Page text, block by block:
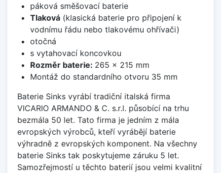
páková směšovací baterie
Tlaková(klasická baterie pro připojení k
vodnímu řádu nebo tlakovému ohřívači)
otočná
s vytahovací koncovkou
Rozměr baterie: 265 x 215 mm
Montáž do standardního otvoru 35 mm
Baterie Sinks vyrábí tradiční italská firma
VICARIO ARMANDO & C. s.r.l. působící na trhu
bezmála 50 let. Tato firma je jedním z mála
evropských výrobců, kteří vyrábějí baterie
výhradně z evropských komponent. Na všechny
baterie Sinks tak poskytujeme záruku 5 let.
Samozřejmostí u těchto baterií jsou velmi kvalitní